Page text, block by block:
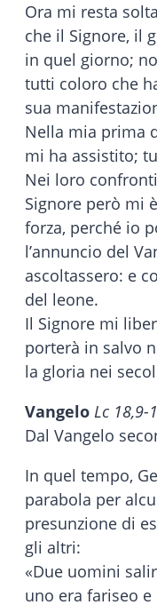
Ora mi resta
che il Signore, il
in quel giorno;
tutti coloro che
sua
Nella mia prima
mi ha assistito;
Nei loro
Signore però mi
forza, perché io
l’annuncio del
ascoltassero: e
del leone.
Il Signore mi
porterà in salvo
la gloria nei
Vangelo Lc 18,9-
Dal Vangelo
In quel tempo,
parabola per
presunzione di
gli altri:
«Due uomini
uno era fariseo e